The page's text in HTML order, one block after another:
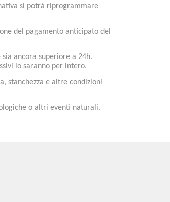
si potrà riprogrammare
del pagamento anticipato del
ancora superiore a 24h.
lo saranno per intero.
stanchezza e altre condizioni
o altri eventi naturali.